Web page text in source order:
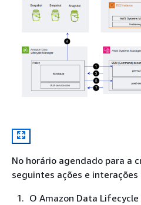
No horário agendado para a
seguintes ações e
O Amazon Data